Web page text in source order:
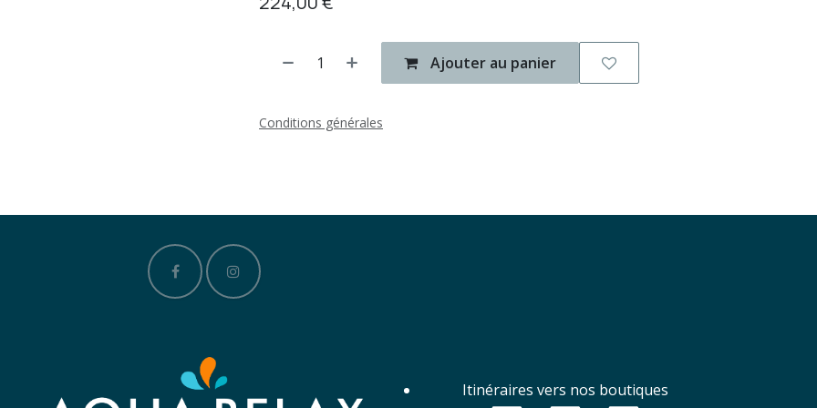
Ajouter au panier
Conditions générales
Itinéraires vers nos boutiques